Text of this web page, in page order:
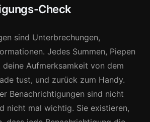
Check
sind Unterbrechungen,
Jedes Summen, Piepen
deine Aufmerksamkeit von dem
tust, und zurück zum Handy.
Benachrichtigungen sind nicht
nicht mal wichtig. Sie existieren,